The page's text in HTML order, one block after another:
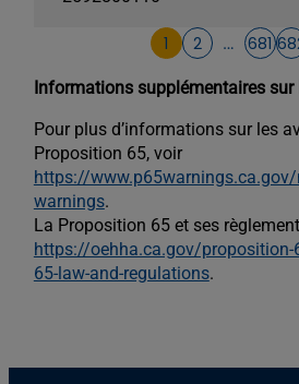
1 2 … 681
Informations supplémentaires
Pour plus d’informations sur les
Proposition 65, voir
https://
warnings.
La Proposition 65 et ses
https://oehha.ca.gov/
65-law-and-regulations.